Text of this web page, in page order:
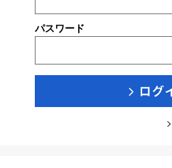
パスワード